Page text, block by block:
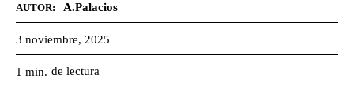
AUTOR: A.Palacios
3 noviembre, 2025
1 min. de lectura